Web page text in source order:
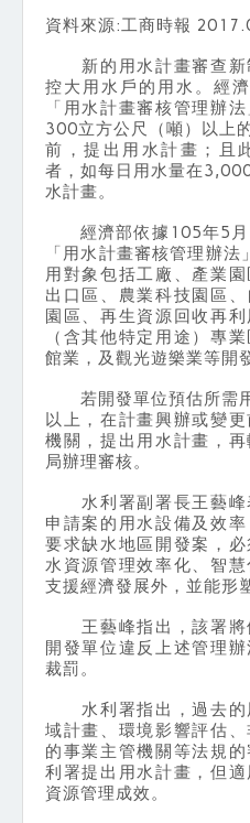
資料來源:工商時報
新的用水計畫審查新
控大用水戶的用水。經
「用水計畫審核管理辦
300立方公尺（噸）以上
前，提出用水計畫；且
者，如每日用水量在
水計畫。
經濟部依據105年5月
「用水計畫審核管理辦
用對象包括工廠、產業
出口區、農業科技園區
園區、再生資源回收再
（含其他特定用途）專
館業，及觀光遊樂業等開
若開發單位預估所需
以上，在計畫興辦或變
機關，提出用水計畫，
局辦理審核。
水利署副署長王藝峰
申請案的用水設備及效
要求缺水地區開發案，
水資源管理效率化、智
支援經濟發展外，並能形
王藝峰指出，該署將
開發單位違反上述管理
裁罰。
水利署指出，過去的
域計畫、環境影響評估
的事業主管機關等法規
利署提出用水計畫，但
資源管理成效。